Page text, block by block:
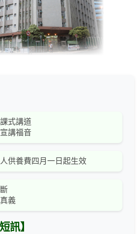
式講道
講福音
供養費四月一日起生效
義
訊】